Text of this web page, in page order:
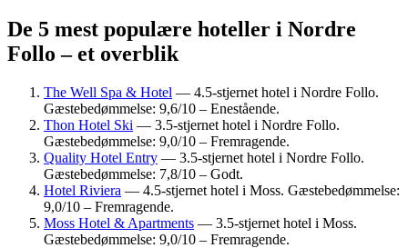
De 5 mest populære hoteller i Nordre
Follo – et overblik
The Well Spa & Hotel — 4.5-stjernet hotel i Nordre Follo.
Gæstebedømmelse: 9,6/10 – Enestående.
Thon Hotel Ski — 3.5-stjernet hotel i Nordre Follo.
Gæstebedømmelse: 9,0/10 – Fremragende.
Quality Hotel Entry — 3.5-stjernet hotel i Nordre Follo.
Gæstebedømmelse: 7,8/10 – Godt.
Hotel Riviera — 4.5-stjernet hotel i Moss. Gæstebedømmelse:
9,0/10 – Fremragende.
Moss Hotel & Apartments — 3.5-stjernet hotel i Moss.
Gæstebedømmelse: 9,0/10 – Fremragende.